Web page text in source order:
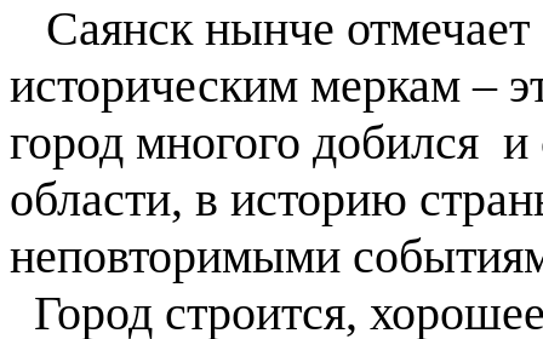
Саянск нынче
историческим меркам –
город многого добился и
области, в историю
неповторимыми
Город строится,